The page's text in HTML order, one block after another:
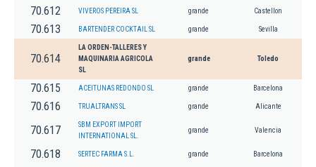
70.612 VIVEROS PEREIRA SL grande Castellon
70.613 BARTENDER COCKTAIL SL grande Sevilla
70.614
LA ORDEN-TALLERES Y
MAQUINARIA AGRICOLA
SL
grande Toledo
70.615 ACEITUNAS REDONDO SL grande Barcelona
70.616 TRUALTRANS SL grande Alicante
70.617
SBM EXPORT IMPORT
INTERNATIONAL SL.
grande Valencia
70.618 SERTEC FARMA S.L. grande Barcelona